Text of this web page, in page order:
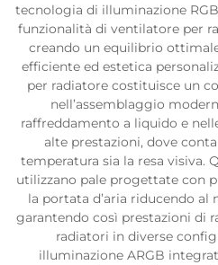
tecnologia di illuminazione
funzionalità di ventilatore per
creando un equilibrio
efficiente ed estetica
per radiatore costituisce un
nell’assemblaggio
raffreddamento a liquido e
alte prestazioni, dove
temperatura sia la resa visiva.
utilizzano pale progettate con
la portata d’aria riducendo
garantendo così prestazioni di
radiatori in diverse
illuminazione ARGB